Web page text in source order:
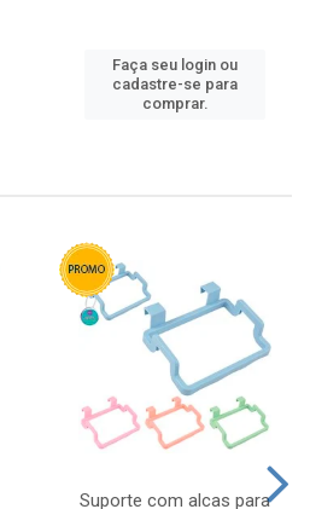
Faça seu login ou
cadastre-se para
comprar.
Suporte com alcas para